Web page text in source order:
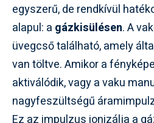
egyszerű, de rendkívül
alapul: a gázkisülésen. A
üvegcső található, amely
van töltve. Amikor a
aktiválódik, vagy a vaku
nagyfeszültségű
Ez az impulzus ionizálja a